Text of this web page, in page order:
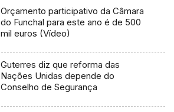
Orçamento participativo da Câmara
do Funchal para este ano é de 500
mil euros (Vídeo)
Guterres diz que reforma das
Nações Unidas depende do
Conselho de Segurança